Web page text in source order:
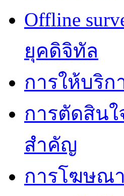
Offline
ยุคดิจิทัล
การให้บริก
การตัดสินใ
สำคัญ
การโฆษณา